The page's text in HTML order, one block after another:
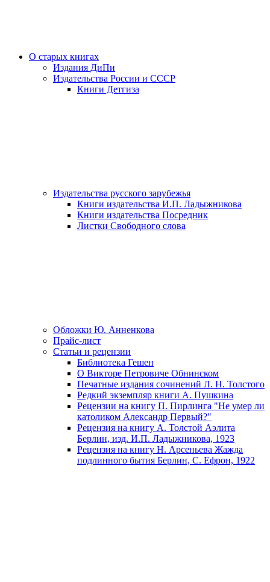
О старых книгах
Издания ДиПи
Издательства России и СССР
Книги Детгиза
Издательства русского зарубежья
Книги издательства И.П. Ладыжникова
Книги издательства Посредник
Листки Свободного слова
Обложки Ю. Анненкова
Прайс-лист
Статьи и рецензии
Библиотека Гешен
О Викторе Петровиче Обнинском
Печатные издания сочинений Л. Н. Толстого
Редкий экземпляр книги А. Пушкина
Рецензии на книгу П. Пирлинга "Не умер ли
католиком Александр Первый?"
Рецензия на книгу А. Толстой Аэлита
Берлин, изд. И.П. Ладыжникова, 1923
Рецензия на книгу Н. Арсеньева Жажда
подлинного бытия Берлин, С. Ефрон, 1922